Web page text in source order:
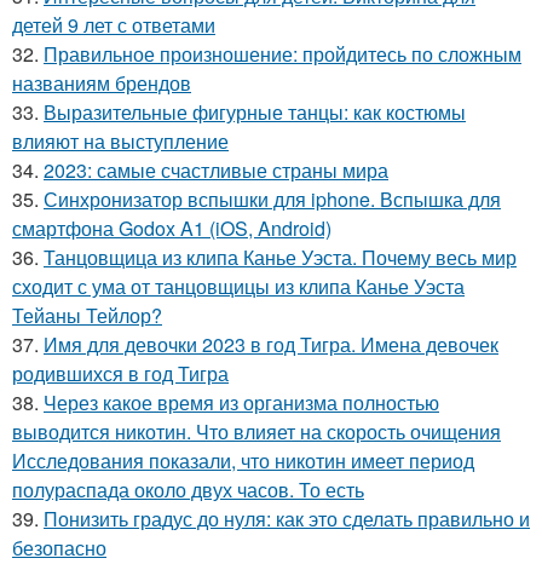
детей 9 лет с ответами
32. Правильное произношение: пройдитесь по сложным
названиям брендов
33. Выразительные фигурные танцы: как костюмы
влияют на выступление
34. 2023: самые счастливые страны мира
35. Синхронизатор вспышки для iphone. Вспышка для
смартфона Godox A1 (iOS, Android)
36. Танцовщица из клипа Канье Уэста. Почему весь мир
сходит с ума от танцовщицы из клипа Канье Уэста
Тейаны Тейлор?
37. Имя для девочки 2023 в год Тигра. Имена девочек
родившихся в год Тигра
38. Через какое время из организма полностью
выводится никотин. Что влияет на скорость очищения
Исследования показали, что никотин имеет период
полураспада около двух часов. То есть
39. Понизить градус до нуля: как это сделать правильно и
безопасно